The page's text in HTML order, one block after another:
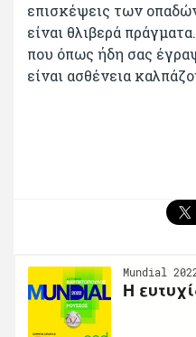
επισκέψεις των
είναι θλιβερά
που όπως ήδη σας
είναι ασθένεια